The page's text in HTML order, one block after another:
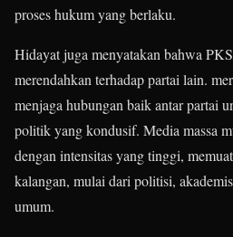
proses hukum yang berlaku.
Hidayat juga menyatakan bahwa
merendahkan terhadap partai lain.
menjaga hubungan baik antar partai
politik yang kondusif. Media massa
dengan intensitas yang tinggi,
kalangan, mulai dari politisi,
umum.